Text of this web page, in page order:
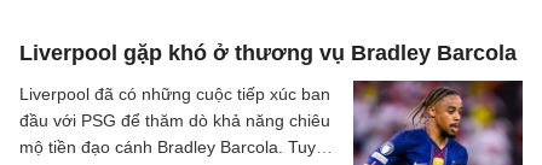
Liverpool gặp khó ở thương vụ Bradley Barcola
Liverpool đã có những cuộc tiếp xúc ban
đầu với PSG để thăm dò khả năng chiêu
mộ tiền đạo cánh Bradley Barcola. Tuy